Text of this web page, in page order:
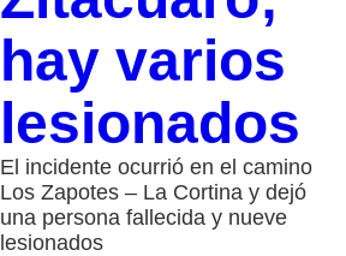
hay varios
lesionados
El incidente ocurrió en el camino
Los Zapotes – La Cortina y dejó
una persona fallecida y nueve
lesionados